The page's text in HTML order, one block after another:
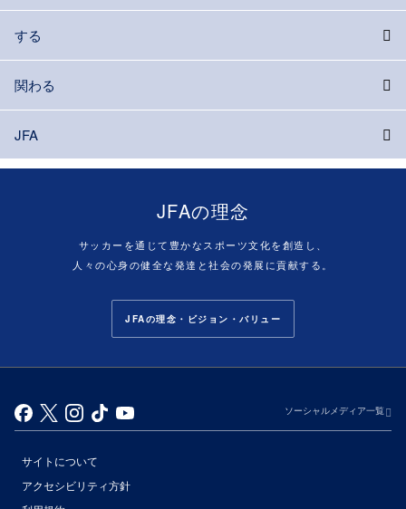
する
関わる
JFA
JFAの理念
サッカーを通じて豊かなスポーツ文化を創造し、
人々の心身の健全な発達と社会の発展に貢献する。
JFAの理念・ビジョン・バリュー
ソーシャルメディア一覧
サイトについて
アクセシビリティ方針